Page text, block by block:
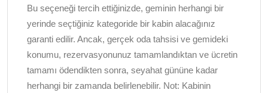
Bu seçeneği tercih ettiğinizde, geminin herhangi bir
yerinde seçtiğiniz kategoride bir kabin alacağınız
garanti edilir. Ancak, gerçek oda tahsisi ve gemideki
konumu, rezervasyonunuz tamamlandıktan ve ücretin
tamamı ödendikten sonra, seyahat gününe kadar
herhangi bir zamanda belirlenebilir. Not: Kabinin